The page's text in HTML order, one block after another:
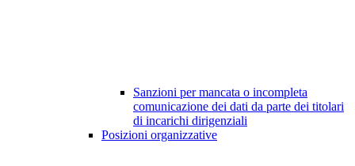
Sanzioni per mancata o incompleta
comunicazione dei dati da parte dei titolari
di incarichi dirigenziali
Posizioni organizzative